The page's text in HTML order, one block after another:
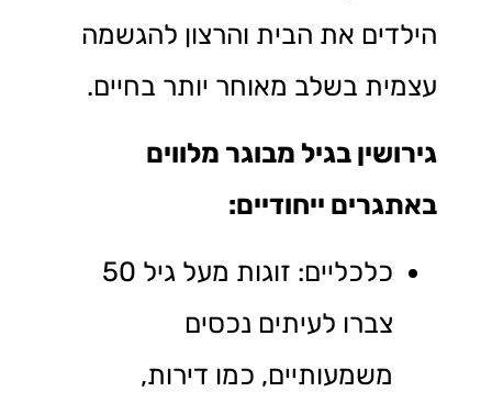
הילדים את הבית והרצון להגשמה
עצמית בשלב מאוחר יותר בחיים.
גירושין בגיל מבוגר מלווים
באתגרים ייחודיים:
כלכליים: זוגות מעל גיל 50
צברו לעיתים נכסים
משמעותיים, כמו דירות,